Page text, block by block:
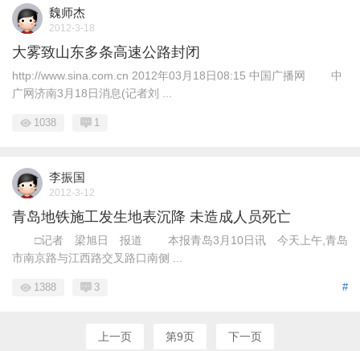
魏师杰
2012-3-18
大雾致山东多条高速公路封闭
http://www.sina.com.cn 2012年03月18日08:15 中国广播网 中
广网济南3月18日消息(记者刘 ...
1038 1
李振国
2012-3-12
青岛地铁施工发生地表沉降 未造成人员死亡
□记者 梁旭日 报道 本报青岛3月10日讯 今天上午,青岛
市南京路与江西路交叉路口南侧 ...
#
1388 3
上一页 第9页 下一页